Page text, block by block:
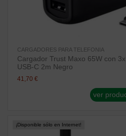
CARGADORES PARA TELEFONIA
Cargador Trust Maxo 65W con
USB-C 2m Negro
41,70 €
ver
¡Disponible sólo en Internet!